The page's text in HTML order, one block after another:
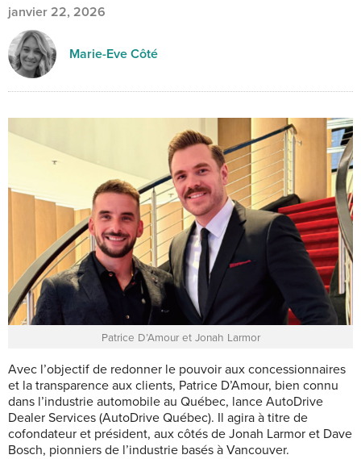
janvier 22, 2026
Marie-Eve Côté
Patrice D’Amour et Jonah Larmor
Avec l’objectif de redonner le pouvoir aux concessionnaires
et la transparence aux clients, Patrice D’Amour, bien connu
dans l’industrie automobile au Québec, lance AutoDrive
Dealer Services (AutoDrive Québec). Il agira à titre de
cofondateur et président, aux côtés de Jonah Larmor et Dave
Bosch, pionniers de l’industrie basés à Vancouver.